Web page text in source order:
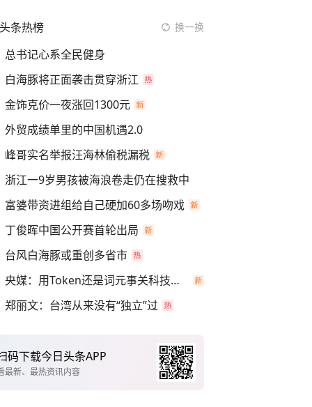
头条热榜 换一换
总书记心系全民健身
白海豚将正面袭击贯穿浙江
金饰克价一夜涨回1300元
外贸成绩单里的中国机遇2.0
峰哥实名举报汪海林偷税漏税
浙江一9岁男孩被海浪卷走仍在搜救中
富婆带资进组给自己硬加60多场吻戏
丁俊晖中国公开赛首轮出局
台风白海豚或重创多省市
央媒：用Token还是词元事关科技话语权
郑丽文：台湾从来没有“独立”过
码下载今日头条APP
最新、最热资讯内容